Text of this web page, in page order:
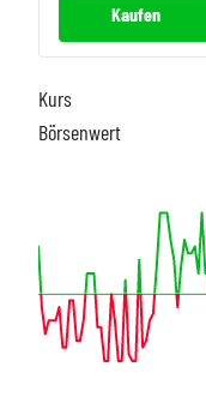
Kaufen
Kurs
Börsenwert